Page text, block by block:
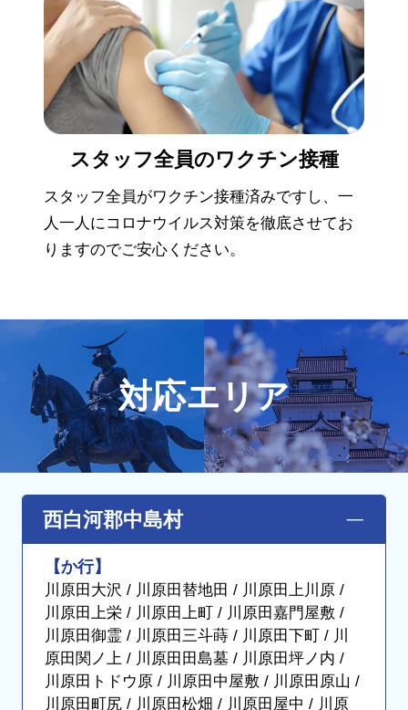
スタッフ全員のワクチン接種
スタッフ全員がワクチン接種済みですし、一
人一人にコロナウイルス対策を徹底させてお
りますのでご安心ください。
対応エリア
西白河郡中島村
【か行】
川原田大沢 / 川原田替地田 / 川原田上川原 /
川原田上栄 / 川原田上町 / 川原田嘉門屋敷 /
川原田御霊 / 川原田三斗蒔 / 川原田下町 / 川
原田関ノ上 / 川原田田島墓 / 川原田坪ノ内 /
川原田トドウ原 / 川原田中屋敷 / 川原田原山 /
川原田町尻 / 川原田松畑 / 川原田屋中 / 川原